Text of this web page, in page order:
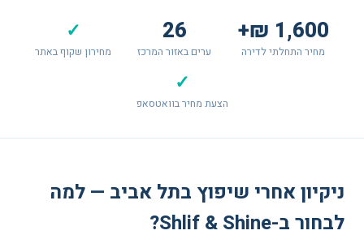
1,600 ₪+
מחיר התחלתי לדירה
26
ערים באזור המרכז
✓
מחירון שקוף באתר
✓
הצעת מחיר בוואטסאפ
ניקיון אחרי שיפוץ בתל אביב — למה
לבחור ב-Shlif & Shine?